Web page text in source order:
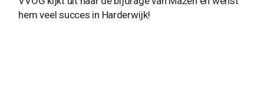
hem veel succes in Harderwijk!